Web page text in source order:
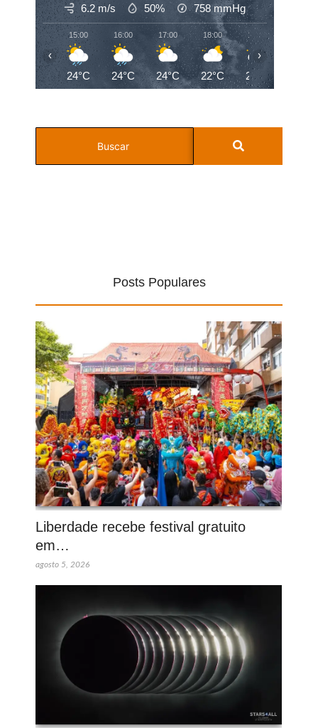
6.2 m/s 50% 758mmHg
15:00
24°C
16:00
24°C
17:00
24°C
18:00
22°C
19:00
21°C
‹ ›
Posts Populares
Liberdade recebe festival gratuito
em…
agosto 5, 2026